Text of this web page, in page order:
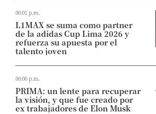
00:01 p.m.
L1MAX se suma como partner
de la adidas Cup Lima 2026 y
refuerza su apuesta por el
talento joven
00:00 p.m.
PRIMA: un lente para recuperar
la visión, y que fue creado por
ex trabajadores de Elon Musk